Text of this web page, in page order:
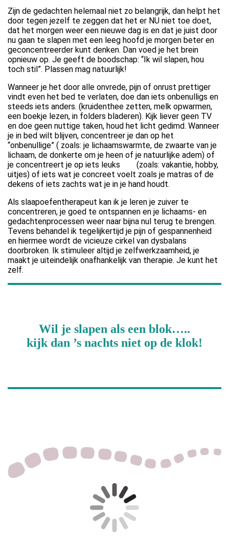
Zijn de gedachten helemaal niet zo belangrijk, dan helpt het
door tegen jezelf te zeggen dat het er NU niet toe doet,
dat het morgen weer een nieuwe dag is en dat je juist door
nu gaan te slapen met een leeg hoofd je morgen beter en
geconcentreerder kunt denken. Dan voed je het brein
opnieuw op. Je geeft de boodschap: “Ik wil slapen, hou
toch stil”. Plassen mag natuurlijk!
Wanneer je het door alle onvrede, pijn of onrust prettiger
vindt even het bed te verlaten, doe dan iets onbenulligs en
steeds iets anders. (kruidenthee zetten, melk opwarmen,
een boekje lezen, in folders bladeren). Kijk liever geen TV
en doe geen nuttige taken, houd het licht gedimd. Wanneer
je in bed wilt blijven, concentreer je dan op het
“onbenullige” ( zoals: je lichaamswarmte, de zwaarte van je
lichaam, de donkerte om je heen of je natuurlijke adem) of
je concentreert je op iets leuks (zoals: vakantie, hobby,
uitjes) of iets wat je concreet voelt zoals je matras of de
dekens of iets zachts wat je in je hand houdt.
Als slaapoefentherapeut kan ik je leren je zuiver te
concentreren, je goed te ontspannen en je lichaams- en
gedachtenprocessen weer naar bijna nul terug te brengen.
Tevens behandel ik tegelijkertijd je pijn of gespannenheid
en hiermee wordt de vicieuze cirkel van dysbalans
doorbroken. Ik stimuleer altijd je zelfwerkzaamheid, je
maakt je uiteindelijk onafhankelijk van therapie. Je kunt het
zelf.
Wil je slapen als een blok…..
kijk dan ’s nachts niet op de klok!